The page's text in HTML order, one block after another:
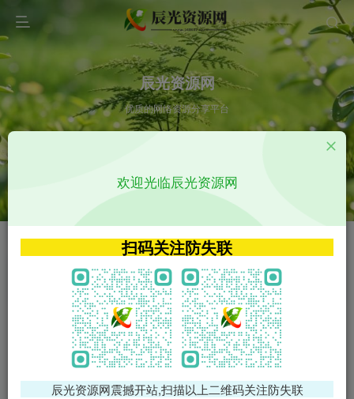
辰光资源网
优质的网络资源分享平台
VIP特权介绍 APP源码
VIP特权介绍
火
VIP特权介绍
影视源码
影视源码
免费领支付宝红包
腾讯轻量4核4G3M服务器38元/
欢迎光临辰光资源网
扫码关注防失联
辰光资源网震撼开站,扫描以上二维码关注防失联